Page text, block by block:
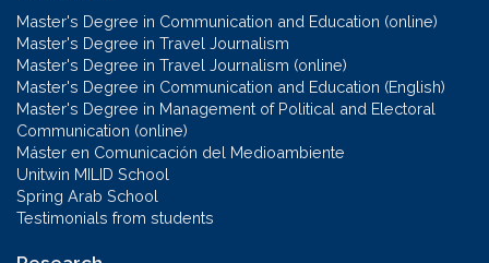
Master's Degree in Communication and Education (online)
Master's Degree in Travel Journalism
Master's Degree in Travel Journalism (online)
Master's Degree in Communication and Education (English)
Master's Degree in Management of Political and Electoral
Communication (online)
Máster en Comunicación del Medioambiente
Unitwin MILID School
Spring Arab School
Testimonials from students